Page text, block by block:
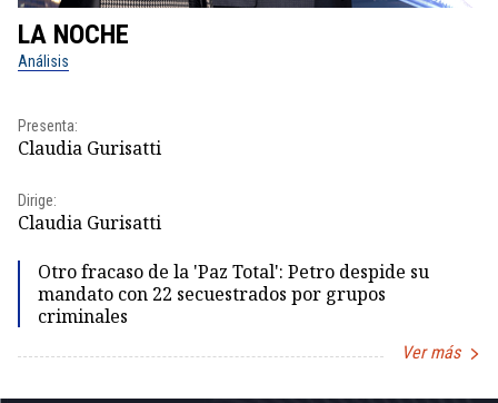
LA NOCHE
Análisis
Presenta:
Claudia Gurisatti
Dirige:
Claudia Gurisatti
Otro fracaso de la 'Paz Total': Petro despide su
mandato con 22 secuestrados por grupos
criminales
Ver más
1